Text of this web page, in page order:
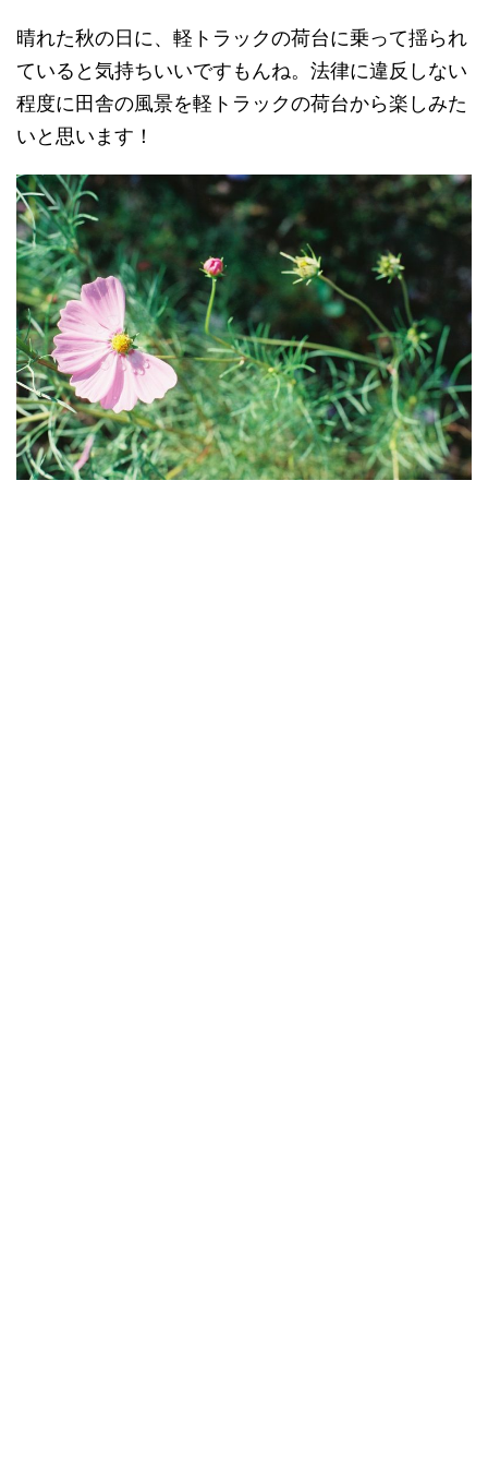
晴れた秋の日に、軽トラックの荷台に乗って揺られ
ていると気持ちいいですもんね。法律に違反しない
程度に田舎の風景を軽トラックの荷台から楽しみた
いと思います！